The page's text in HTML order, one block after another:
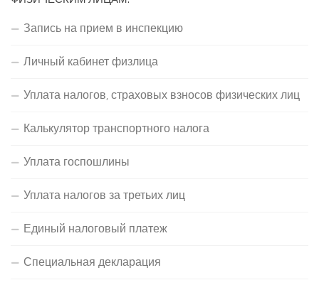
Запись на прием в инспекцию
Личный кабинет физлица
Уплата налогов, страховых взносов физических лиц
Калькулятор транспортного налога
Уплата госпошлины
Уплата налогов за третьих лиц
Единый налоговый платеж
Специальная декларация